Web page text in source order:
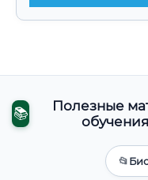
📚
Полезные
📂